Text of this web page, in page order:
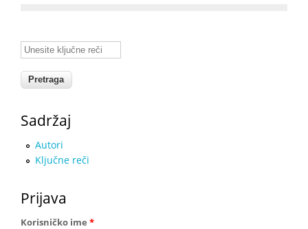
Unesite ključne reči
Sadržaj
Autori
Ključne reči
Prijava
Korisničko ime *